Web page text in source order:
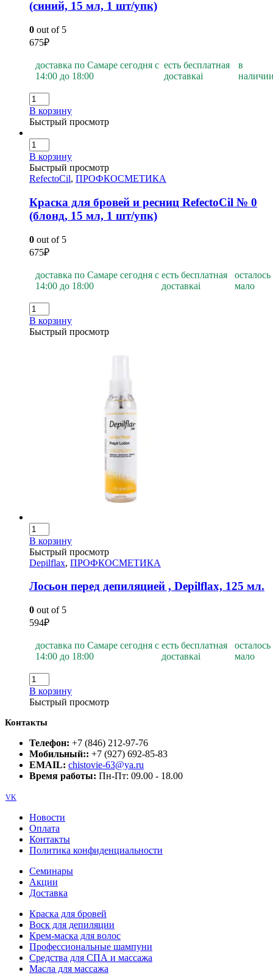
(синий, 15 мл, 1 шт/упк)
0 out of 5
675₽
доставка по Самаре сегодня с
14:00 до 18:00
есть бесплатная
доставкаi
в
В корзину
Быстрый просмотр
В корзину
Быстрый просмотр
RefectoCil, ПРОФКОСМЕТИКА
Краска для бровей и ресниц RefectoCil № 0
(блонд, 15 мл, 1 шт/упк)
0 out of 5
675₽
доставка по Самаре сегодня с
14:00 до 18:00
есть бесплатная
доставкаi
осталось
мало
В корзину
Быстрый просмотр
В корзину
Быстрый просмотр
Depilflax, ПРОФКОСМЕТИКА
Лосьон перед депиляцией , Depilflах, 125 мл.
0 out of 5
594₽
доставка по Самаре сегодня с
14:00 до 18:00
есть бесплатная
доставкаi
осталось
мало
В корзину
Быстрый просмотр
Контакты
Телефон: +7 (846) 212-97-76
Мобильный:: +7 (927) 692-85-83
EMAIL: chistovie-63@ya.ru
Время работы: Пн-Пт: 09.00 - 18.00
VK
Новости
Оплата
Контакты
Политика конфиденциальности
Семинары
Акции
Доставка
Краска для бровей
Воск для депиляции
Крем-маска для волос
Профессиональные шампуни
Средства для СПА и массажа
Масла для массажа